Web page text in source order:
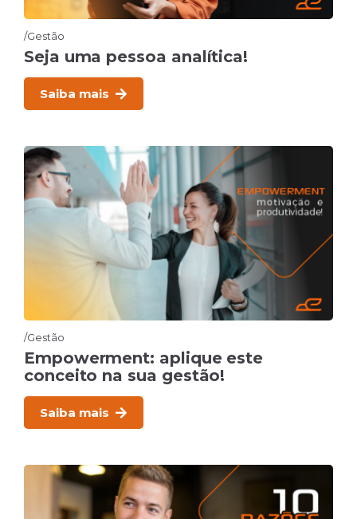
Gestão
Seja uma pessoa analítica!
Saiba mais
Gestão
Empowerment: aplique este
conceito na sua gestão!
Saiba mais